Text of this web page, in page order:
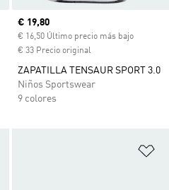
Precio actual
€ 19,80
€ 16,50 Último precio más bajo
€ 33 Precio original
ZAPATILLA TENSAUR SPORT 3.0
Niños Sportswear
9 colores